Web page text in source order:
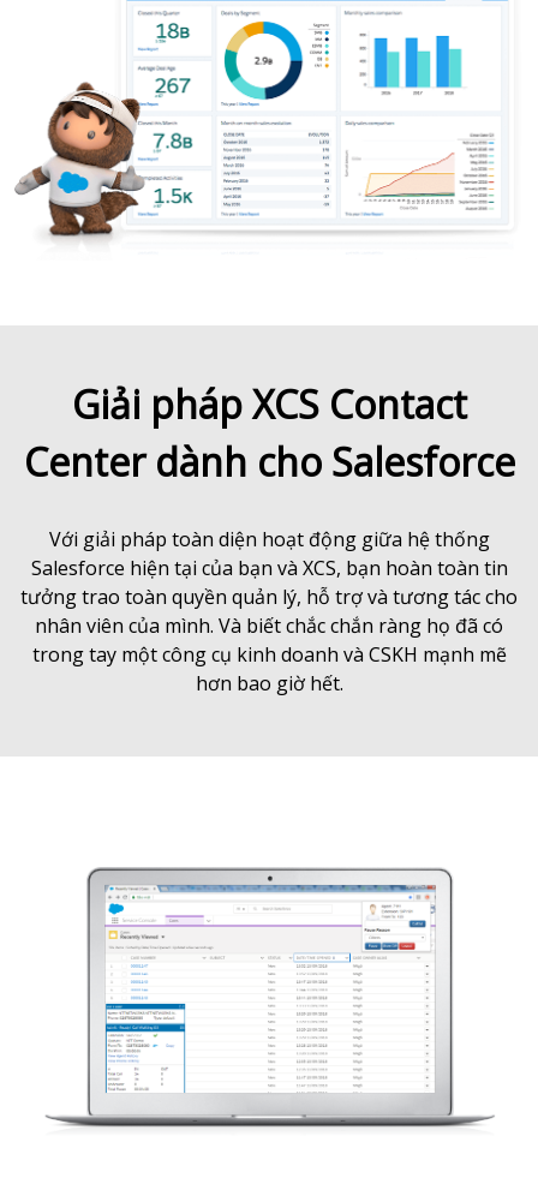
Giải pháp XCS Contact
Center dành cho Salesforce
Với giải pháp toàn diện hoạt động giữa hệ thống
Salesforce hiện tại của bạn và XCS, bạn hoàn toàn tin
tưởng trao toàn quyền quản lý, hỗ trợ và tương tác cho
nhân viên của mình. Và biết chắc chắn ràng họ đã có
trong tay một công cụ kinh doanh và CSKH mạnh mẽ
hơn bao giờ hết.